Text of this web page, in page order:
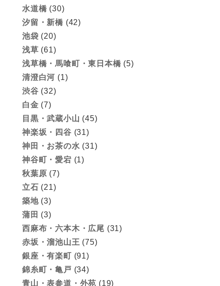
水道橋 (30)
汐留・新橋 (42)
池袋 (20)
浅草 (61)
浅草橋・馬喰町・東日本橋 (5)
清澄白河 (1)
渋谷 (32)
白金 (7)
目黒・武蔵小山 (45)
神楽坂・四谷 (31)
神田・お茶の水 (31)
神谷町・愛宕 (1)
秋葉原 (7)
立石 (21)
築地(3)
蒲田 (3)
西麻布・六本木・広尾 (31)
赤坂・溜池山王 (75)
銀座・有楽町 (91)
錦糸町・亀戸 (34)
青山・表参道・外苑 (19)